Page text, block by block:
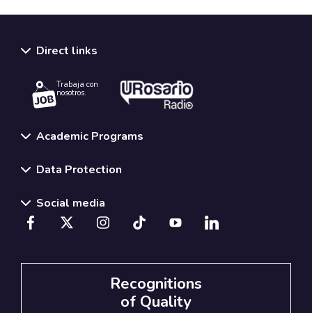
Direct links
Trabaja con
nosotros.
Academic Programs
Data Protection
Social media
Recognitions
of Quality